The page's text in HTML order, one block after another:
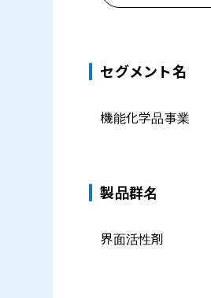
セグメント名
機能化学品事業
製品群名
界面活性剤